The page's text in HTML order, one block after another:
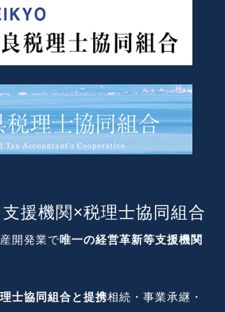
支援機関×税理士協同組合
開発業で唯一の経営革新等支援機関
士協同組合と提携相続・事業承継・